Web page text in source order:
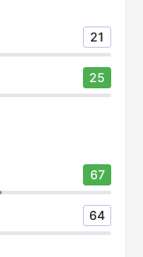
21
25
67
64